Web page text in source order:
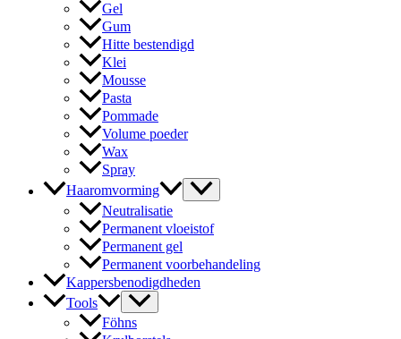
Gel
Gum
Hitte bestendigd
Klei
Mousse
Pasta
Pommade
Volume poeder
Wax
Spray
Haaromvorming
Neutralisatie
Permanent vloeistof
Permanent gel
Permanent voorbehandeling
Kappersbenodigdheden
Tools
Föhns